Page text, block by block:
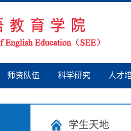
师资队伍 科学研究 人才
学生天地